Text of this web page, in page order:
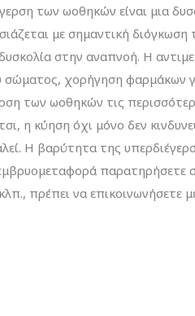
των ωοθηκών είναι μια
με σημαντική
στην αναπνοή. Η
σώματος, χορήγηση φαρμάκων
των ωοθηκών τις
η κύηση όχι μόνο δεν
Η βαρύτητα της
παρατηρήσετε
πρέπει να επικοινωνήσετε